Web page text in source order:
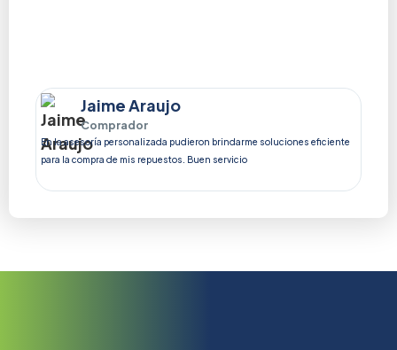
Jaime Araujo
Comprador
En la asesoría personalizada pudieron brindarme soluciones eficiente
para la compra de mis repuestos. Buen servicio